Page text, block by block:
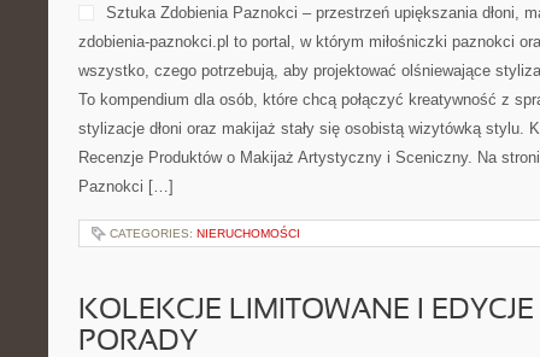
Sztuka Zdobienia Paznokci – przestrzeń upiększania dłoni,
zdobienia-paznokci.pl to portal, w którym miłośniczki paznokci
wszystko, czego potrzebują, aby projektować olśniewające
To kompendium dla osób, które chcą połączyć kreatywność z
stylizacje dłoni oraz makijaż stały się osobistą wizytówką stylu.
Recenzje Produktów o Makijaż Artystyczny i Sceniczny. Na
Paznokci […]
CATEGORIES: NIERUCHOMOŚCI
KOLEKCJE LIMITOWANE I
PORADY